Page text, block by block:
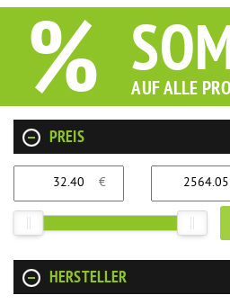
% AUF ALLE
PREIS
€
HERSTELLER